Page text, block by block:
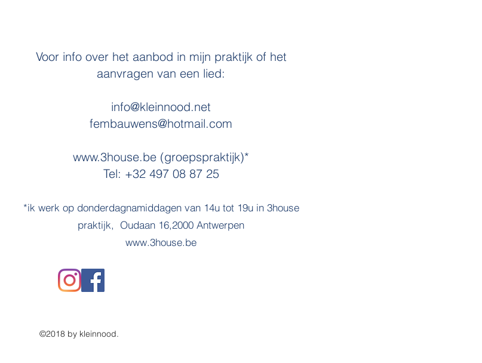
Voor info over het aanbod in mijn praktijk of het
aanvragen van een lied:
info@kleinnood.net
fembauwens@hotmail.com
www.3house.be (groepspraktijk)*
Tel: +32 497 08 87 25
*ik werk op donderdagnamiddagen van 14u tot 19u in 3house
praktijk, Oudaan 16,2000 Antwerpen
www.3house.be
©2018 by kleinnood.